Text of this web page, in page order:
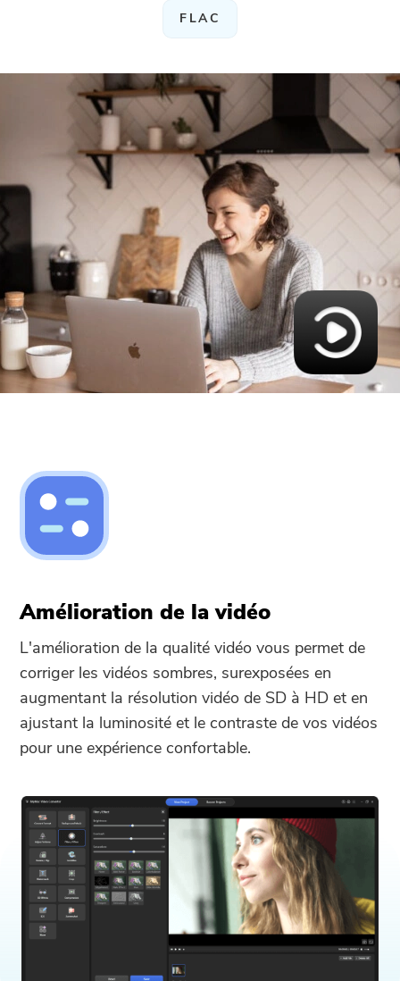
FLAC
Amélioration de la vidéo
L'amélioration de la qualité vidéo vous permet de
corriger les vidéos sombres, surexposées en
augmentant la résolution vidéo de SD à HD et en
ajustant la luminosité et le contraste de vos vidéos
pour une expérience confortable.